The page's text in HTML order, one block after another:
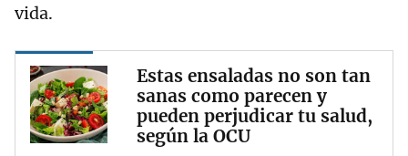
vida.
Estas ensaladas no son tan
sanas como parecen y
pueden perjudicar tu salud,
según la OCU